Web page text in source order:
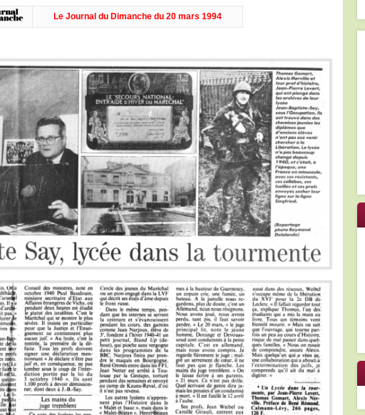
Le Journal du Dimanche du 20 mars 1994